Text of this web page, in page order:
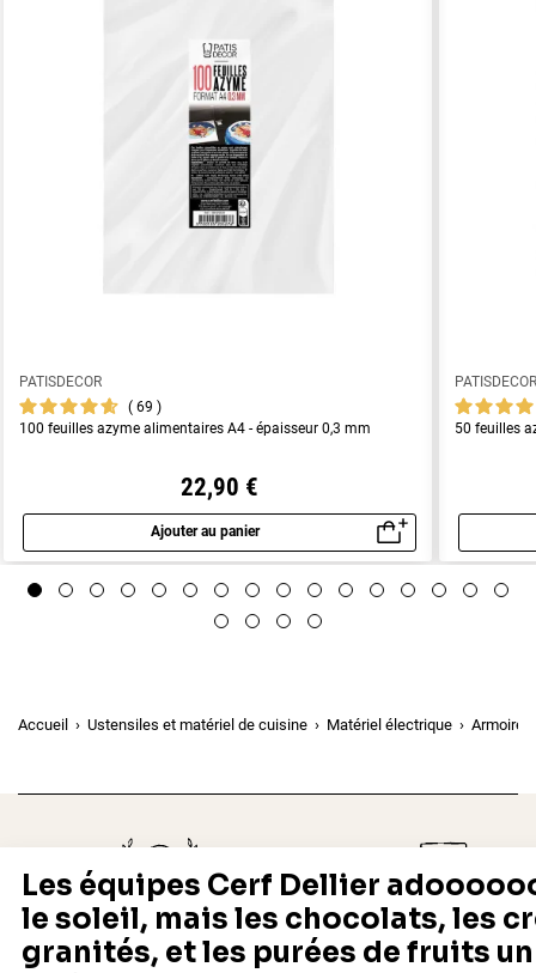
PATISDECOR
69
100 feuilles azyme alimentaires A4 - épaisseur 0,3 mm
22,90 €
Ajouter au panier
Aperçu rapide
50 feuilles
Accueil Ustensiles et matériel de cuisine Matériel électrique
Depuis 1932
Fabricant français reconnu
Livraison rapide 24/48h
Offerte dès 69 € en point